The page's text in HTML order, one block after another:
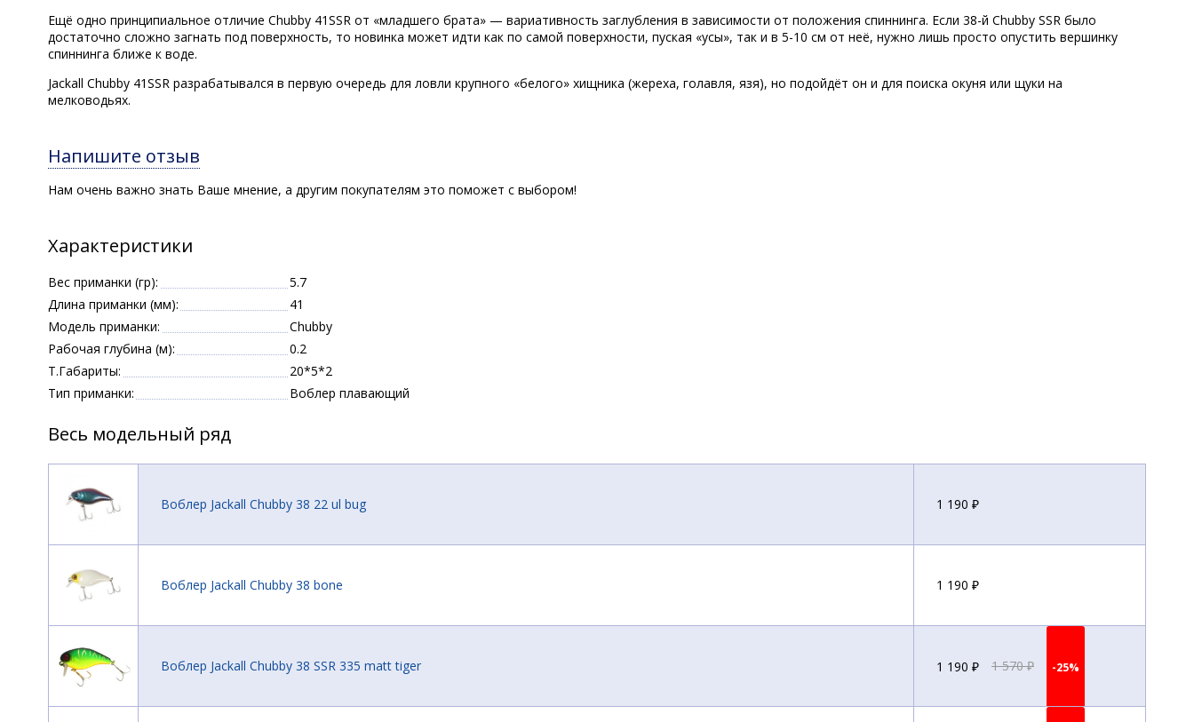
Ещё одно принципиальное отличие Chubby 41SSR от «младшего брата» — вариативность заглубления в зависимости от положения спиннинга. Если 38-й Chubby SSR было
достаточно сложно загнать под поверхность, то новинка может идти как по самой поверхности, пуская «усы», так и в 5-10 см от неё, нужно лишь просто опустить вершинку
спиннинга ближе к воде.
Jackall Chubby 41SSR разрабатывался в первую очередь для ловли крупного «белого» хищника (жереха, голавля, язя), но подойдёт он и для поиска окуня или щуки на
мелководьях.
Напишите отзыв
Нам очень важно знать Ваше мнение, а другим покупателям это поможет с выбором!
Характеристики
Вес приманки (гр):
5.7
Длина приманки (мм):
41
Модель приманки:
Chubby
Рабочая глубина (м):
0.2
Т.Габариты:
20*5*2
Тип приманки:
Воблер плавающий
Весь модельный ряд
Воблер Jackall Chubby 38 22 ul bug 1 190 ₽
Воблер Jackall Chubby 38 bone 1 190 ₽
Воблер Jackall Chubby 38 SSR 335 matt tiger 1 190 ₽ 1 570 ₽ -25%